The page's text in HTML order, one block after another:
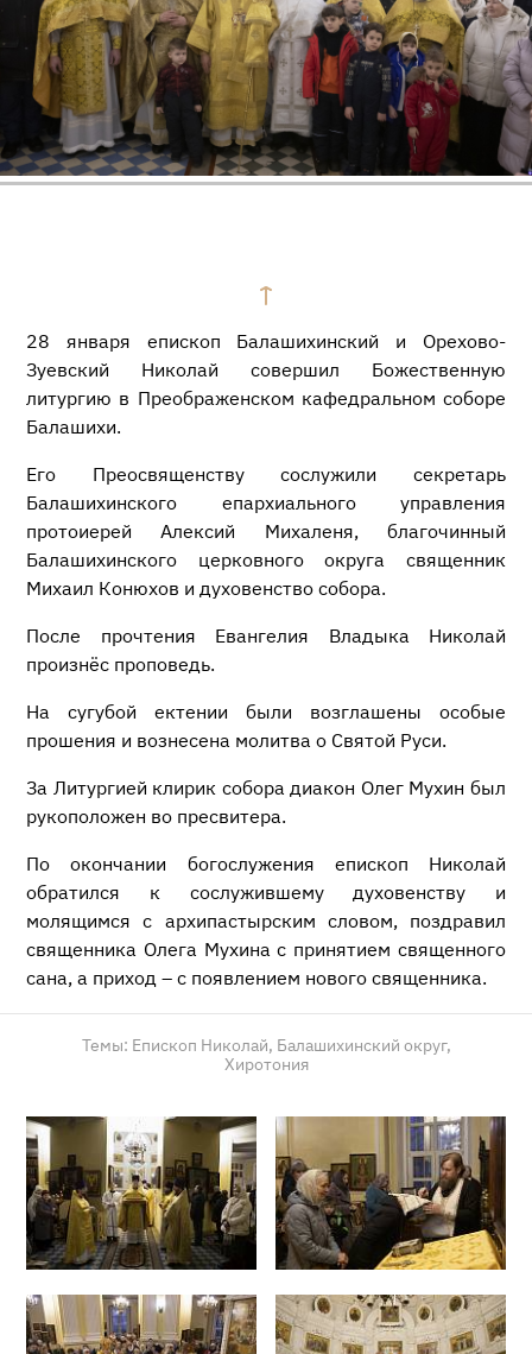
28 января епископ Балашихинский и Орехово-
Зуевский Николай совершил Божественную
литургию в Преображенском кафедральном соборе
Балашихи.
Его Преосвященству сослужили секретарь
Балашихинского епархиального управления
протоиерей Алексий Михаленя, благочинный
Балашихинского церковного округа священник
Михаил Конюхов и духовенство собора.
После прочтения Евангелия Владыка Николай
произнёс проповедь.
На сугубой ектении были возглашены особые
прошения и вознесена молитва о Святой Руси.
За Литургией клирик собора диакон Олег Мухин был
рукоположен во пресвитера.
По окончании богослужения епископ Николай
обратился к сослужившему духовенству и
молящимся с архипастырским словом, поздравил
священника Олега Мухина с принятием священного
сана, а приход – с появлением нового священника.
Темы: Епископ Николай, Балашихинский округ,
Хиротония